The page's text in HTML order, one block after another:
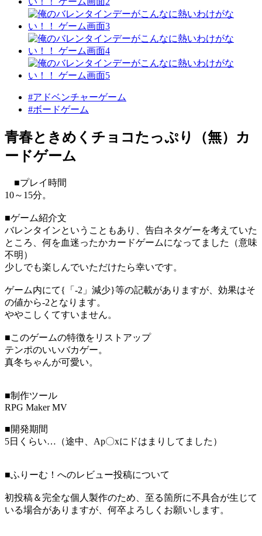
#アドベンチャーゲーム
#ボードゲーム
青春ときめくチョコたっぷり（無）カ
ードゲーム
■プレイ時間
10～15分。
■ゲーム紹介文
バレンタインということもあり、告白ネタゲーを考えていた
ところ、何を血迷ったかカードゲームになってました（意味
不明）
少しでも楽しんでいただけたら幸いです。
ゲーム内にて{「-2」減少}等の記載がありますが、効果はそ
の値から-2となります。
ややこしくてすいません。
■このゲームの特徴をリストアップ
テンポのいいバカゲー。
真冬ちゃんが可愛い。
■制作ツール
RPG Maker MV
■開発期間
5日くらい…（途中、Ap〇xにドはまりしてました）
■ふりーむ！へのレビュー投稿について
初投稿＆完全な個人製作のため、至る箇所に不具合が生じて
いる場合がありますが、何卒よろしくお願いします。